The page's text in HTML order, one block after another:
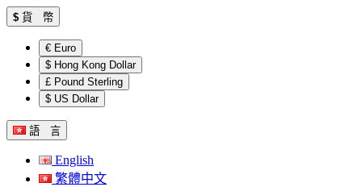
$ 貨 幣
€ Euro
$ Hong Kong Dollar
£ Pound Sterling
$ US Dollar
語 言
English
繁體中文